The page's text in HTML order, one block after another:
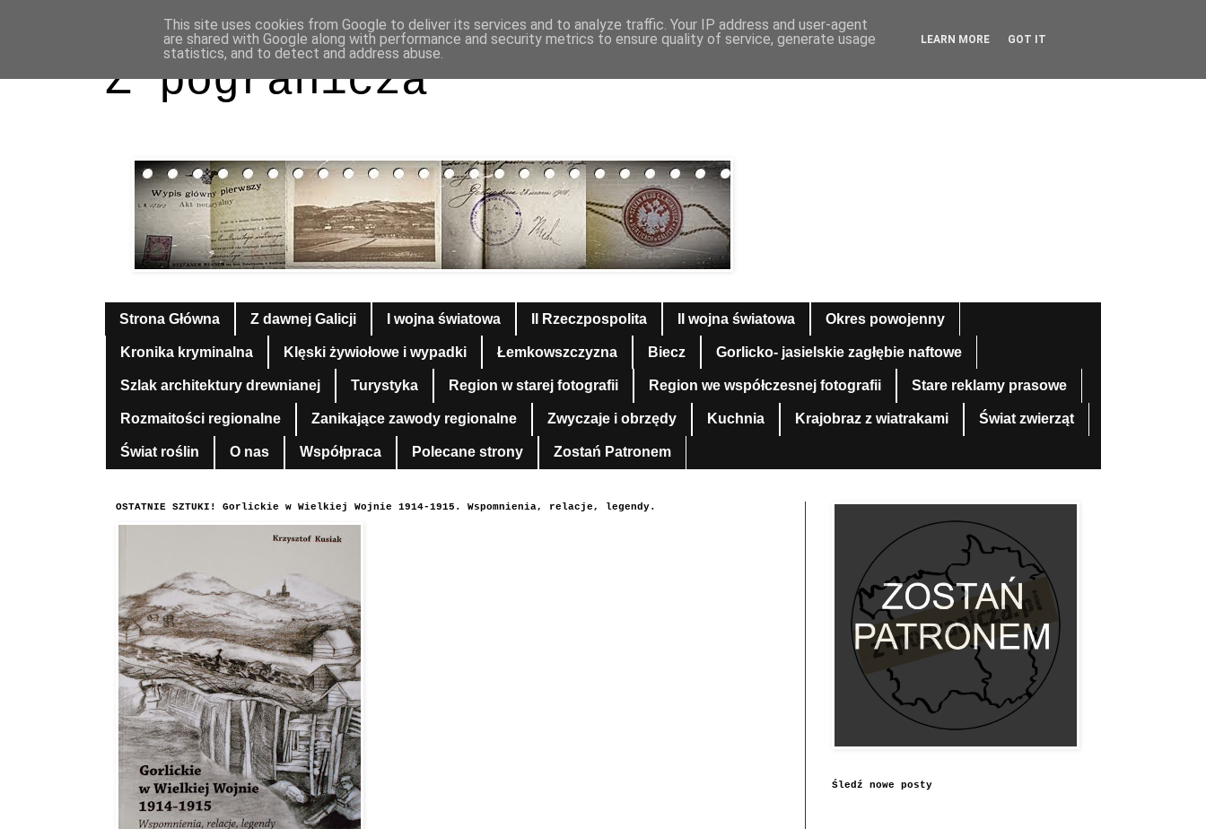
Z pogranicza
Strona Główna Z dawnej Galicji I wojna światowa II Rzeczpospolita II wojna światowa Okres powojenny
Kronika kryminalna Klęski żywiołowe i wypadki Łemkowszczyzna Biecz Gorlicko- jasielskie zagłębie naftowe
Szlak architektury drewnianej Turystyka Region w starej fotografii Region we współczesnej fotografii Stare reklamy prasowe
Rozmaitości regionalne Zanikające zawody regionalne Zwyczaje i obrzędy Kuchnia Krajobraz z wiatrakami Świat zwierząt
Świat roślin O nas Współpraca Polecane strony Zostań Patronem
OSTATNIE SZTUKI! Gorlickie w Wielkiej Wojnie 1914-1915. Wspomnienia, relacje, legendy.
Śledź nowe posty
This site uses cookies from Google to deliver its services and to analyze traffic. Your IP address and user-agent
are shared with Google along with performance and security metrics to ensure quality of service, generate usage
statistics, and to detect and address abuse.
LEARN MORE GOT IT